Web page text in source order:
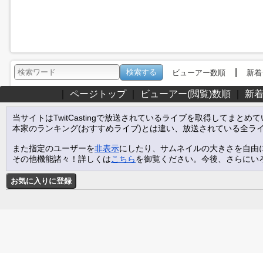
ビューアー数順| 新
ページトップ｜ ビューアー(閲覧)数順｜ 新
当サイトはTwitCastingで放送されているライブを取得してまとめ
本家のランキング(おすすめライブ)とは違い、放送されている全ラ
また指定のユーザーを非表示にしたり、サムネイルの大きさを自
その他機能諸々！詳しくはこちらを御覧ください。今後、さらに